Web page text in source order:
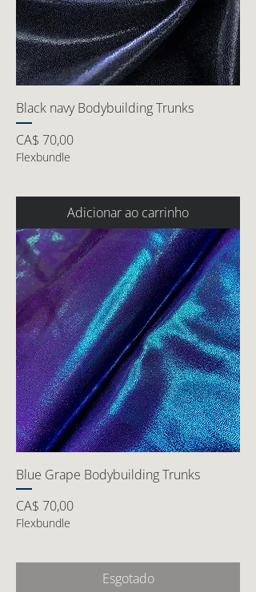
Black navy Bodybuilding Trunks
Preço
CA$ 70,00
Flexbundle
Adicionar ao carrinho
Blue Grape Bodybuilding Trunks
Preço
CA$ 70,00
Flexbundle
Esgotado